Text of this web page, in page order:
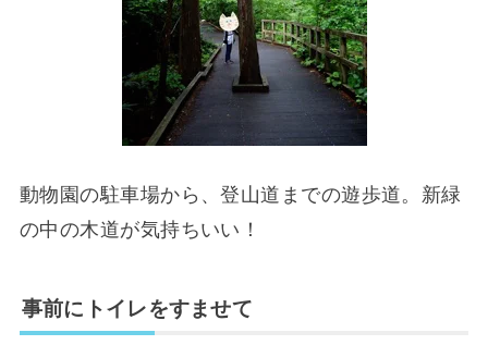
動物園の駐車場から、登山道までの遊歩道。新緑
の中の木道が気持ちいい！
事前にトイレをすませて